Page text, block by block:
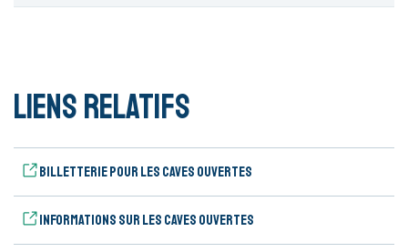
Liens relatifs
Billetterie pour les caves ouvertes
Informations sur les caves ouvertes